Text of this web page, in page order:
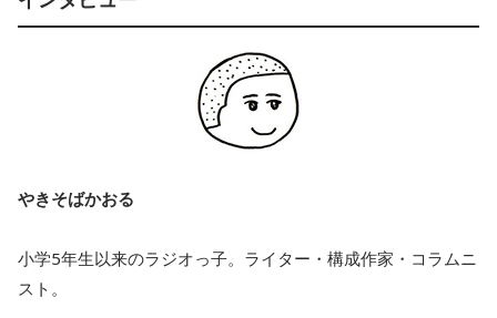
やきそばかおる
小学5年生以来のラジオっ子。ライター・構成作家・コラムニ
スト。